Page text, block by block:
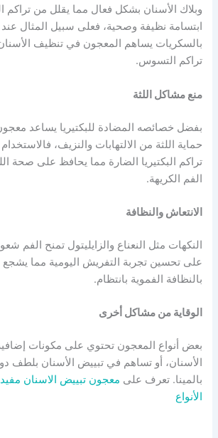
وبلاك الأسنان بشكل فعال مما يقلل من تراكم
ابتسامة نظيفة وصحية، فعلى سبيل المثال
بالسكريات يساهم المعجون في تنظيف
تراكم التسوس.
منع مشاكل اللثة
بفضل خصائصه المضادة للبكتيريا يساعد
حماية اللثة من الالتهابات والنزيف،
تراكم البكتيريا الضارة مما يحافظ على صحة
الفم الكريهة.
الانتعاش والنظافة
النكهات مثل النعناع والزايليتول تمنح الفم
على تحسين تجربة التفريش اليومية مما يشجع
بالنظافة الفموية بانتظام.
الوقاية من مشاكل أخرى
بعض أنواع المعجون تحتوي على مكونات
الأسنان، أو تساهم في تبييض الأسنان بلطف
بالمينا. تعرف على معجون تبييض الاسنان
الأنواع